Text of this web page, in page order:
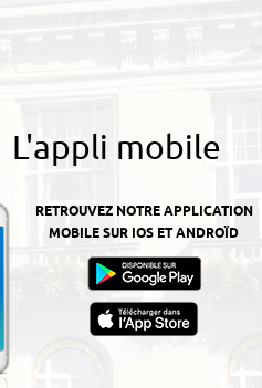
L'appli mobile
RETROUVEZ NOTRE APPLICATION
MOBILE SUR IOS ET ANDROÏD